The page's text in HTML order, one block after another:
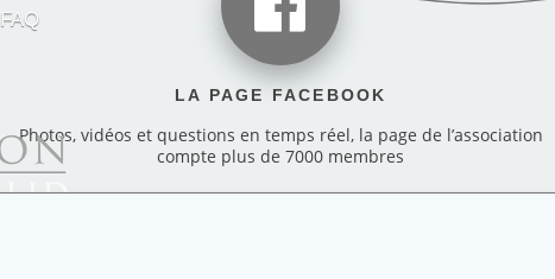
FAQ
LA PAGE FACEBOOK
Photos, vidéos et questions en temps réel, la page de l’association
compte plus de 7000 membres